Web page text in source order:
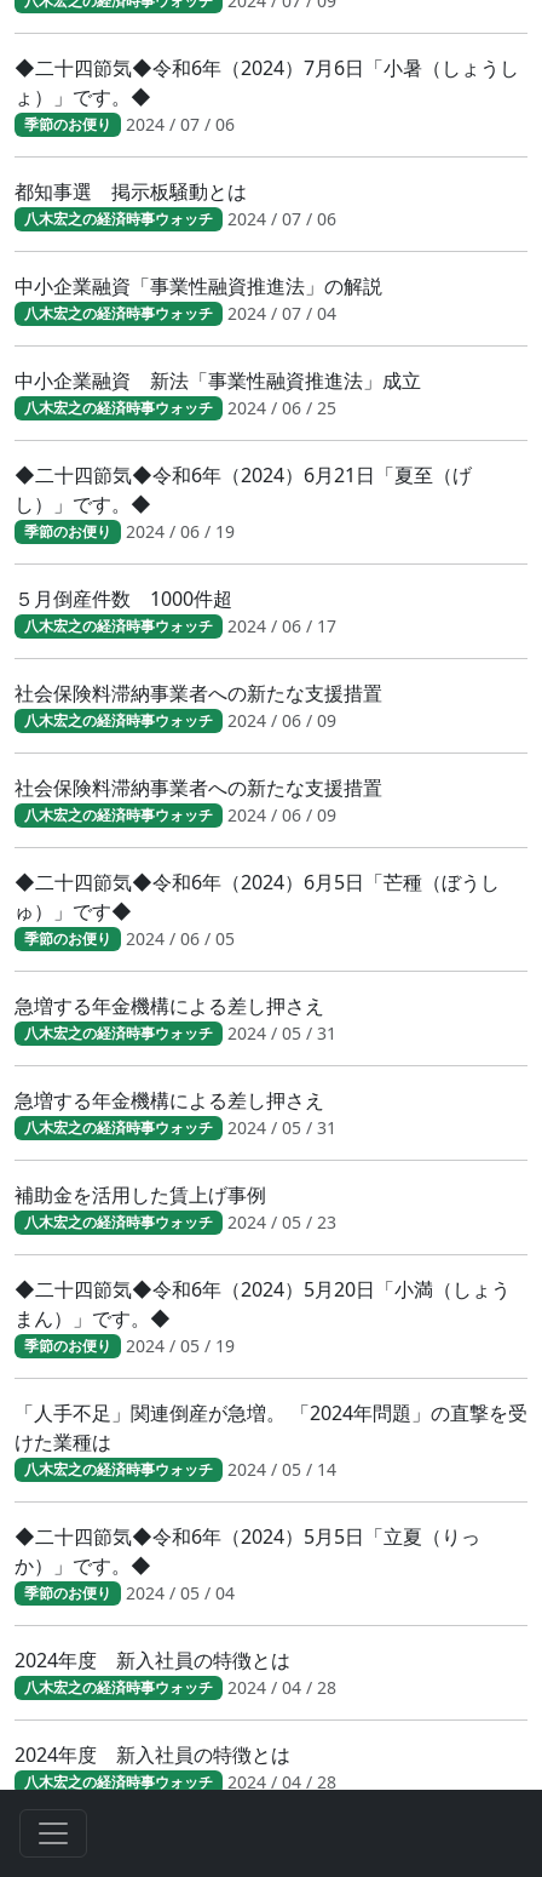
◆二十四節気◆令和6年（2024）7月6日「小暑（しょうし
ょ）」です。◆
季節のお便り 2024 / 07 / 06
都知事選 掲示板騒動とは
八木宏之の経済時事ウォッチ 2024 / 07 / 06
中小企業融資「事業性融資推進法」の解説
八木宏之の経済時事ウォッチ 2024 / 07 / 04
中小企業融資 新法「事業性融資推進法」成立
八木宏之の経済時事ウォッチ 2024 / 06 / 25
◆二十四節気◆令和6年（2024）6月21日「夏至（げ
し）」です。◆
季節のお便り 2024 / 06 / 19
５月倒産件数 1000件超
八木宏之の経済時事ウォッチ 2024 / 06 / 17
社会保険料滞納事業者への新たな支援措置
八木宏之の経済時事ウォッチ 2024 / 06 / 09
社会保険料滞納事業者への新たな支援措置
八木宏之の経済時事ウォッチ 2024 / 06 / 09
◆二十四節気◆令和6年（2024）6月5日「芒種（ぼうし
ゅ）」です◆
季節のお便り 2024 / 06 / 05
急増する年金機構による差し押さえ
八木宏之の経済時事ウォッチ 2024 / 05 / 31
急増する年金機構による差し押さえ
八木宏之の経済時事ウォッチ 2024 / 05 / 31
補助金を活用した賃上げ事例
八木宏之の経済時事ウォッチ 2024 / 05 / 23
◆二十四節気◆令和6年（2024）5月20日「小満（しょう
まん）」です。◆
季節のお便り 2024 / 05 / 19
「人手不足」関連倒産が急増。 「2024年問題」の直撃を受
けた業種は
八木宏之の経済時事ウォッチ 2024 / 05 / 14
◆二十四節気◆令和6年（2024）5月5日「立夏（りっ
か）」です。◆
季節のお便り 2024 / 05 / 04
2024年度 新入社員の特徴とは
八木宏之の経済時事ウォッチ 2024 / 04 / 28
2024年度 新入社員の特徴とは
八木宏之の経済時事ウォッチ 2024 / 04 / 28
財務省／賃上げ動向調査 中堅・中小にも広がる賃上げ